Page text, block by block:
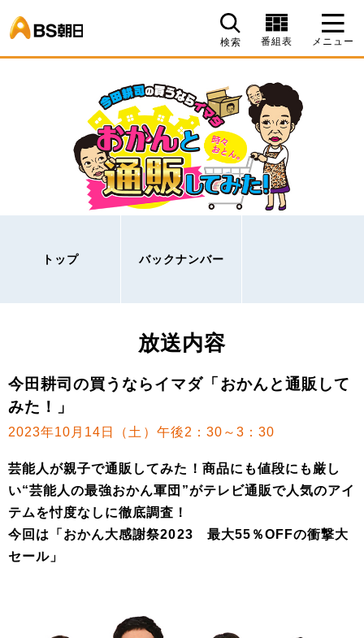
検索 番組表 メニュー
トップ バックナンバー
放送内容
今田耕司の買うならイマダ「おかんと通販して
みた！」
2023年10月14日（土）午後2：30～3：30
芸能人が親子で通販してみた！商品にも値段にも厳し
い“芸能人の最強おかん軍団”がテレビ通販で人気のアイ
テムを忖度なしに徹底調査！
今回は「おかん大感謝祭2023 最大55％OFFの衝撃大
セール」